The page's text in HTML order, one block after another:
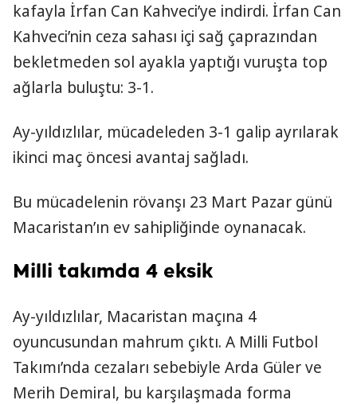
kafayla İrfan Can Kahveci’ye indirdi. İrfan Can
Kahveci’nin ceza sahası içi sağ çaprazından
bekletmeden sol ayakla yaptığı vuruşta top
ağlarla buluştu: 3-1.
Ay-yıldızlılar, mücadeleden 3-1 galip ayrılarak
ikinci maç öncesi avantaj sağladı.
Bu mücadelenin rövanşı 23 Mart Pazar günü
Macaristan’ın ev sahipliğinde oynanacak.
Milli takımda 4 eksik
Ay-yıldızlılar, Macaristan maçına 4
oyuncusundan mahrum çıktı. A Milli Futbol
Takımı’nda cezaları sebebiyle Arda Güler ve
Merih Demiral, bu karşılaşmada forma